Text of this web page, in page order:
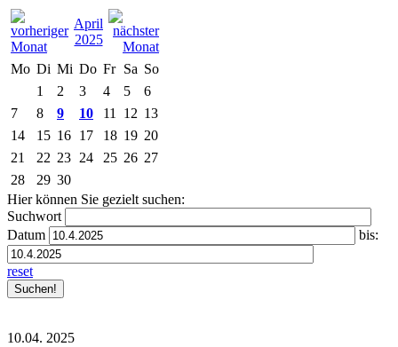
April
2025
Mo Di Mi Do Fr Sa So
1
2 3 4 5
6
7
8 9 10 11 12 13
14
15 16 17 18 19 20
21
22 23 24 25 26 27
28
29 30
Hier können Sie gezielt suchen:
Suchwort
Datum
bis:
reset
10.04. 2025